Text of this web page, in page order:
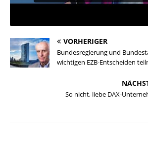
VORHERIGER
Bundesregierung und
wichtigen EZB-Entscheiden
So nicht, liebe DAX-